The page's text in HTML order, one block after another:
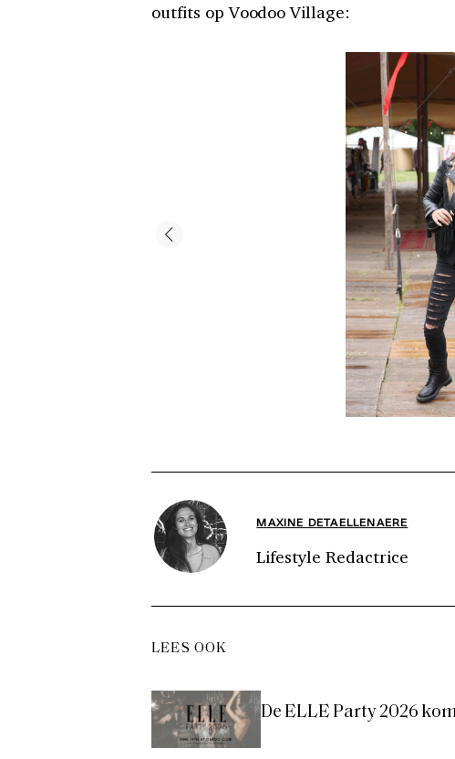
outfits op Voodoo Village:
MAXINE DETAELLENAERE
Lifestyle Redactrice
LEES OOK
De ELLE Party 2026